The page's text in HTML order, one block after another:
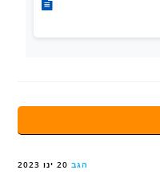
הגב 20 ינו 2023